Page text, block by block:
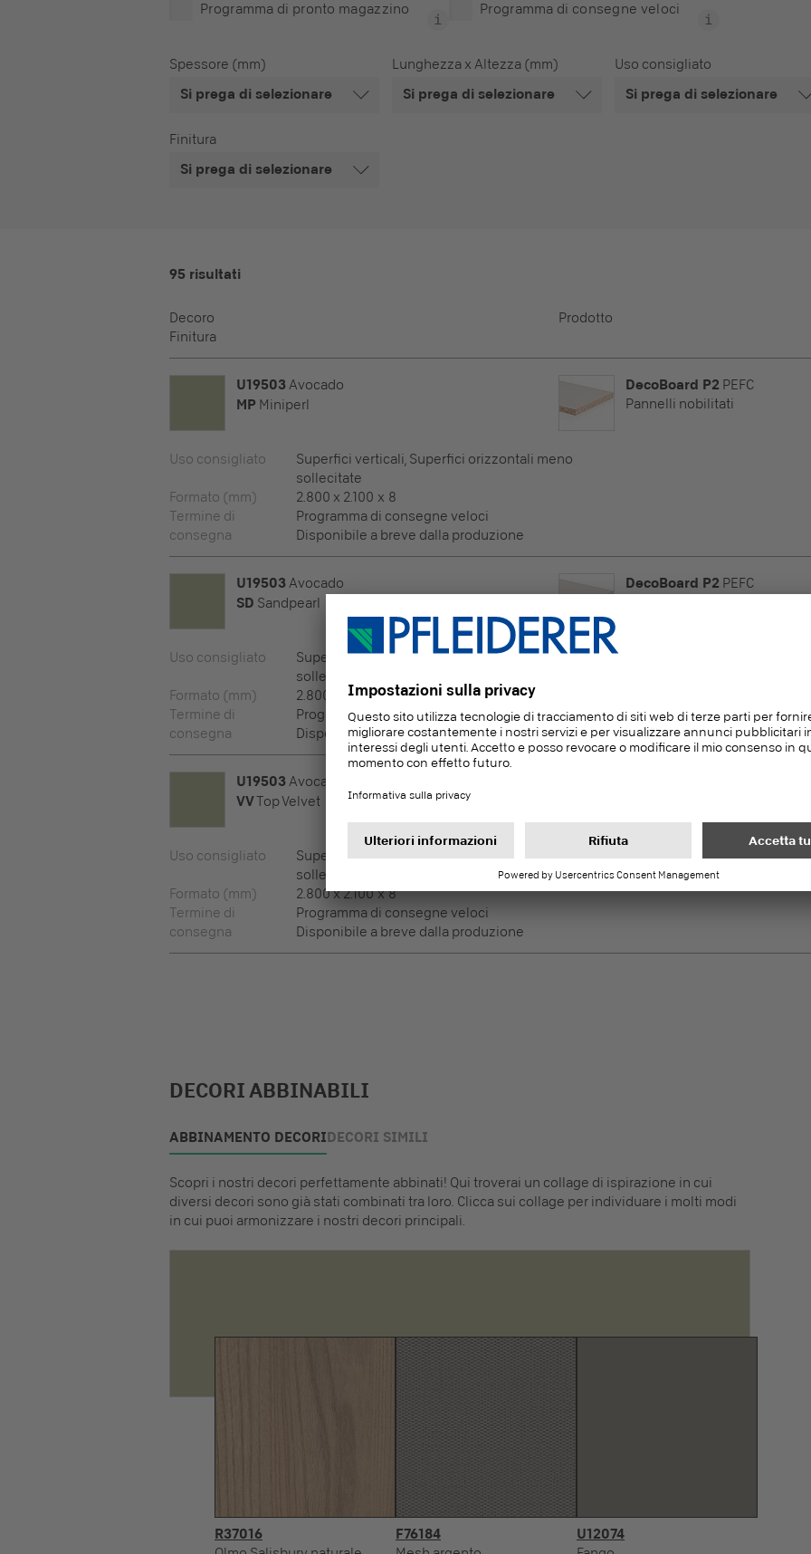
Programma di pronto magazzino
Programma di consegne veloci
Spessore (mm)
Si prega di selezionare
Lunghezza x Altezza (mm)
Si prega di selezionare
Uso consigliato
Si prega di selezionare
Finitura
Si prega di selezionare
95 risultati
Decoro
Finitura
Prodotto
U19503Avocado
MP Miniperl
DecoBoard P2 PEFC
Pannelli nobilitati
Uso consigliato
Superfici verticali, Superfici orizzontali meno
sollecitate
Formato (mm)
2.800 x 2.100 x 8
Termine di
consegna
Programma di consegne veloci
Disponibile a breve dalla produzione
U19503Avocado
SD Sandpearl
DecoBoard P2 PEFC
Uso consigliato
Superfici verticali, Superfici orizzontali meno
sollecitate
Formato (mm)
2.800 x 2.100 x 8
Termine di
consegna
Programma di consegne veloci
Disponibile a breve dalla produzione
U19503Avocado
VVTop Velvet
Uso consigliato
Superfici verticali, Superfici orizzontali meno
sollecitate
Formato (mm)
2.800 x 2.100 x 8
Termine di
consegna
Programma di consegne veloci
Disponibile a breve dalla produzione
DECORI ABBINABILI
ABBINAMENTO DECORIDECORI SIMILI
Scopri i nostri decori perfettamente abbinati! Qui troverai un collage di ispirazione in cui
diversi decori sono già stati combinati tra loro. Clicca sui collage per individuare i molti modi
in cui puoi armonizzare i nostri decori principali.
R37016 F76184 U12074